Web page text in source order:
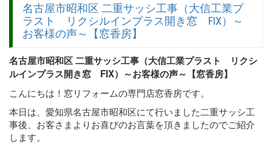
名古屋市昭和区 二重サッシ工事（大信工業プ
ラスト リクシルインプラス開き窓 FIX）～
お客様の声～【窓香房】
名古屋市昭和区 二重サッシ工事（大信工業プラスト リクシ
ルインプラス開き窓 FIX）～お客様の声～【窓香房】
こんにちは！窓リフォームの専門店窓香房です。
本日は、愛知県名古屋市昭和区にて行いました二重サッシ工
事後、お客さまよりお喜びのお言葉を頂きましたのでご紹介
します。